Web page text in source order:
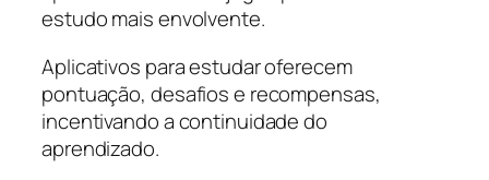
estudo mais envolvente.
Aplicativos para estudar oferecem
pontuação, desafios e recompensas,
incentivando a continuidade do
aprendizado.